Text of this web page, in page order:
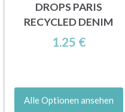
DROPS PARIS
RECYCLED DENIM
1.25 €
Alle Optionen ansehen